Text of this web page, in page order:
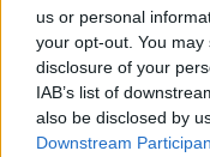
us or personal
your opt-out. You
disclosure of your
IAB’s list of
also be disclosed by
Downstream
Κραυγαλέες
στις λίστες